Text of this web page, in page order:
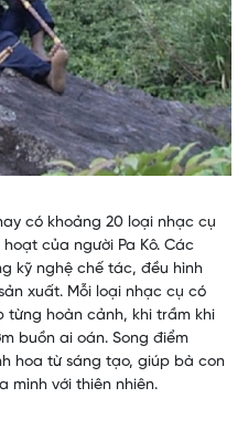
có khoảng 20 loại nhạc cụ
của người Pa Kô. Các
kỹ nghệ chế tác, đều hình
xuất. Mỗi loại nhạc cụ có
từng hoàn cảnh, khi trầm khi
buồn ai oán. Song điểm
hoa từ sáng tạo, giúp bà con
mình với thiên nhiên.